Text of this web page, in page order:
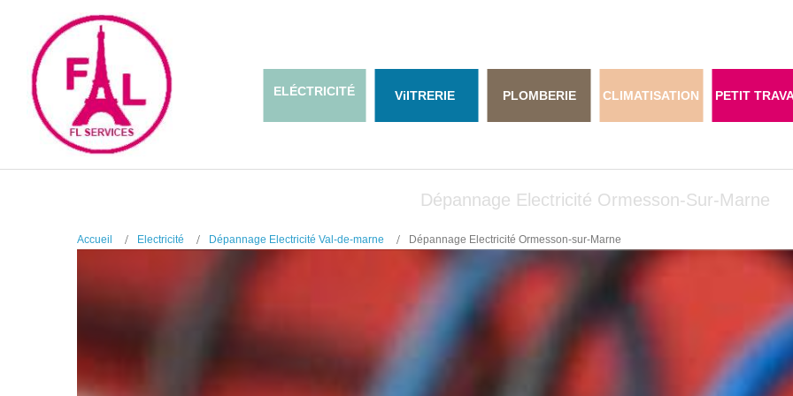
ELÉCTRICITÉ ViITRERIE PLOMBERIE CLIMATISATION PETIT
Dépannage Electricité Ormesson-Sur-Marne
Accueil Electricité Dépannage Electricité Val-de-marne Dépannage Electricité Ormesson-sur-Marne